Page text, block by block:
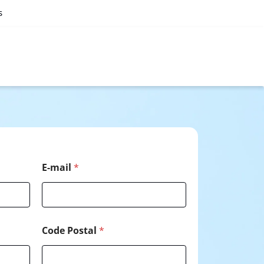
E-mail *
Code Postal *